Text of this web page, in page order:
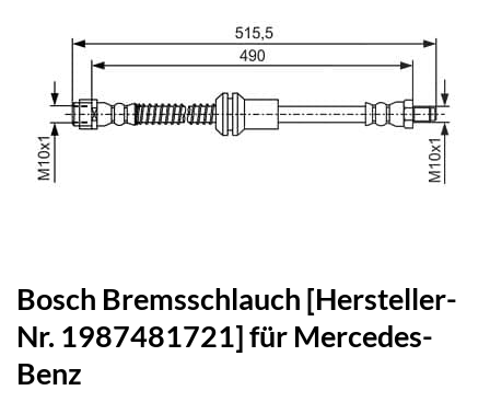
Bosch Bremsschlauch [Hersteller-
Nr. 1987481721] für Mercedes-
Benz